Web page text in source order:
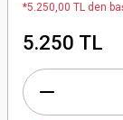
*5.250,00 TL den
5.250 TL